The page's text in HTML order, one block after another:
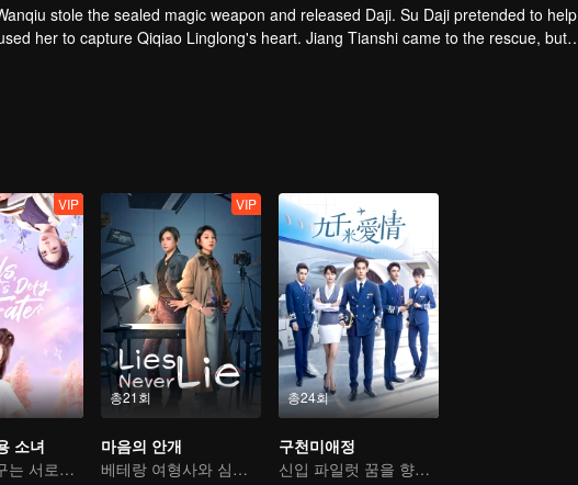
stole the sealed magic weapon and released Daji. Su Daji pretended to help
her to capture Qiqiao Linglong's heart. Jiang Tianshi came to the rescue, but
her soul and made a choice...
VIP
소녀
어릴 적 친구는 서로의 컬렉터
총21회
VIP
마음의 안개
베테랑 여형사와 심리학자 환상의 컬래버
총24회
구천미애정
신입 파일럿 꿈을 향한 여행